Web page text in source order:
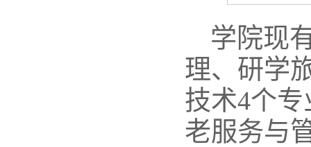
学院现
理、 研学
技术4个
老服务与